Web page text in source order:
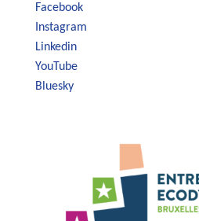
Facebook
Instagram
Linkedin
YouTube
Bluesky